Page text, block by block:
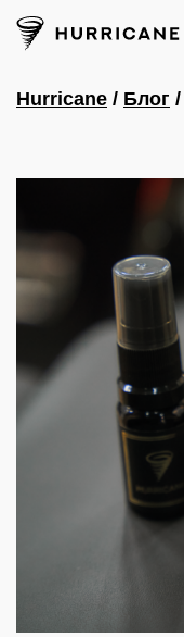
Hurricane / Блог /